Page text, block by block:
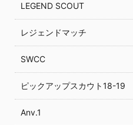
LEGEND SCOUT
レジェンドマッチ
SWCC
ピックアップスカウト18-19
Anv.1